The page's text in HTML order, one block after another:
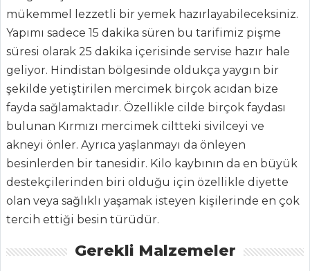
BLOG
Medya
Aktüel
Chefs
Haber
ŞEFİN TARİFLERİ
MENÜLER
mükemmel lezzetli bir yemek hazırlayabileceksiniz.
Yapımı sadece 15 dakika süren bu tarifimiz pişme
süresi olarak 25 dakika içerisinde servise hazır hale
geliyor. Hindistan bölgesinde oldukça yaygın bir
şekilde yetiştirilen mercimek birçok acıdan bize
fayda sağlamaktadır. Özellikle cilde birçok faydası
bulunan Kırmızı mercimek ciltteki sivilceyi ve
akneyi önler. Ayrıca yaşlanmayı da önleyen
besinlerden bir tanesidir. Kilo kaybının da en büyük
destekçilerinden biri olduğu için özellikle diyette
olan veya sağlıklı yaşamak isteyen kişilerinde en çok
tercih ettiği besin türüdür.
Gerekli Malzemeler